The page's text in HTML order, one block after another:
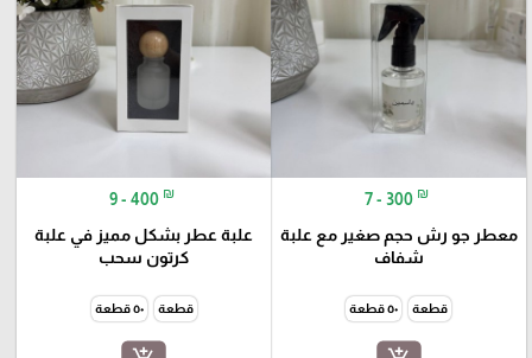
7 - 300 ₪
معطر جو رش حجم صغير مع علبة
شفاف
قطعة ٥٠ قطعة
9 - 400 ₪
علبة عطر بشكل مميز في علبة
كرتون سحب
قطعة ٥٠ قطعة